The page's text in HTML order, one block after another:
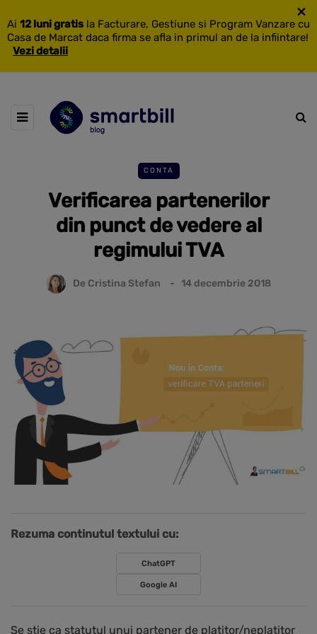
Ai 12 luni gratis la Facturare, Gestiune si Program Vanzare cu
Casa de Marcat daca firma se afla in primul an de la infiintare!
Vezi detalii
×
CONTA
Verificarea partenerilor
din punct de vedere al
regimului TVA
De Cristina Stefan 14 decembrie 2018
Rezuma continutul textului cu:
ChatGPT
Google AI
Se stie ca statutul unui partener de platitor/neplatitor